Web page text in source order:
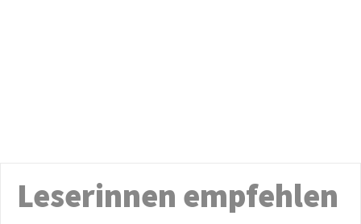
Leserinnen empfehlen